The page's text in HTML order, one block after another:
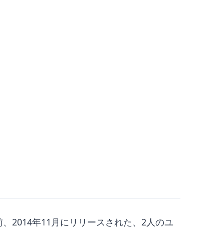
2014年11月にリリースされた、2人のユ